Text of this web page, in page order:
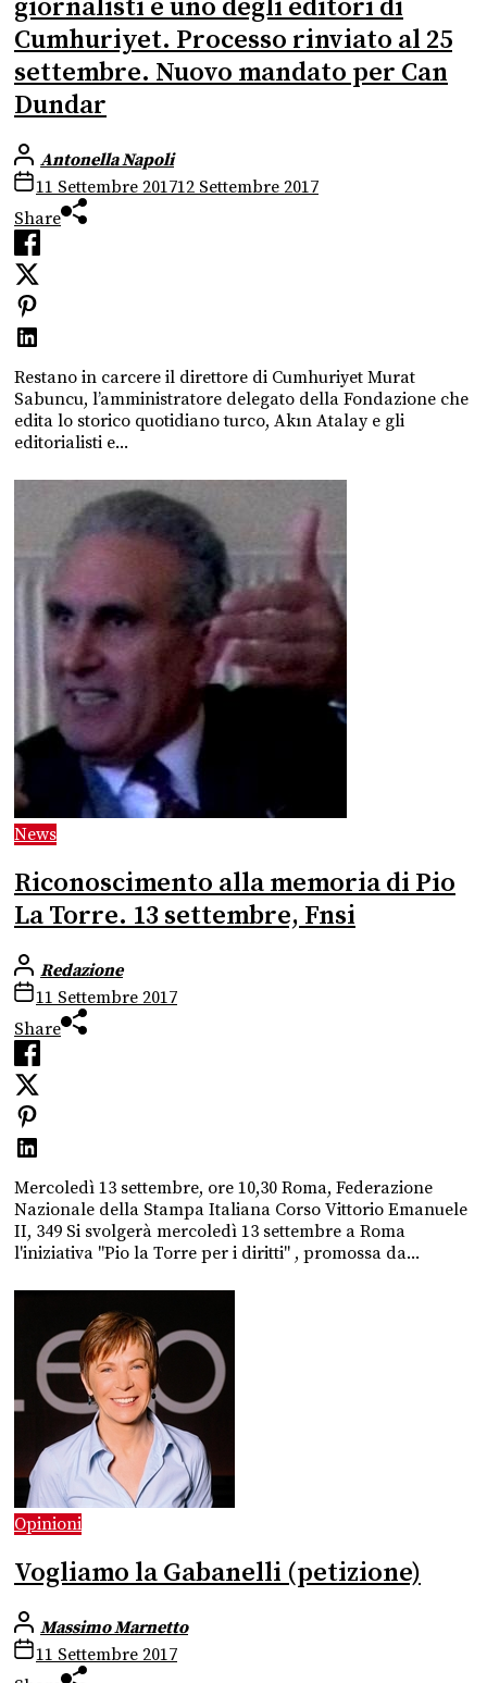
giornalisti e uno degli editori di
Cumhuriyet. Processo rinviato al 25
settembre. Nuovo mandato per Can
Dundar
Antonella Napoli
11 Settembre 201712 Settembre 2017
Share
Restano in carcere il direttore di Cumhuriyet Murat
Sabuncu, l’amministratore delegato della Fondazione che
edita lo storico quotidiano turco, Akın Atalay e gli
editorialisti e...
News
Riconoscimento alla memoria di Pio
La Torre. 13 settembre, Fnsi
Redazione
11 Settembre 2017
Share
Mercoledì 13 settembre, ore 10,30 Roma, Federazione
Nazionale della Stampa Italiana Corso Vittorio Emanuele
II, 349 Si svolgerà mercoledì 13 settembre a Roma
l'iniziativa "Pio la Torre per i diritti​"​ , promossa da...
Opinioni
Vogliamo la Gabanelli (petizione)
Massimo Marnetto
11 Settembre 2017